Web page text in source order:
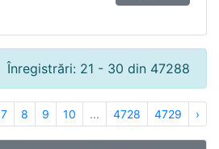
Înregistrări: 21 - 30 din 47288
7 8 9 10 ... 4728 4729 ›